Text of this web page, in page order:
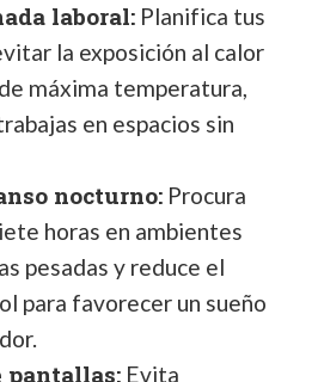
laboral: Planifica tus
la exposición al calor
máxima temperatura,
en espacios sin
nocturno: Procura
horas en ambientes
pesadas y reduce el
para favorecer un sueño
pantallas: Evita